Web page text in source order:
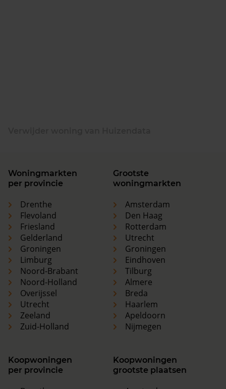
Woningmarkten
per provincie
Drenthe
Flevoland
Friesland
Gelderland
Groningen
Limburg
Noord-Brabant
Noord-Holland
Overijssel
Utrecht
Zeeland
Zuid-Holland
Grootste
woningmarkten
Amsterdam
Den Haag
Rotterdam
Utrecht
Groningen
Eindhoven
Tilburg
Almere
Breda
Haarlem
Apeldoorn
Nijmegen
Koopwoningen
per provincie
Koopwoningen
grootste plaatsen